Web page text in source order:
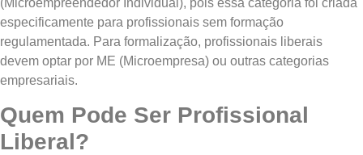
especificamente para profissionais sem formação
regulamentada. Para formalização, profissionais liberais
devem optar por ME (Microempresa) ou outras categorias
empresariais.
Quem Pode Ser Profissional
Liberal?